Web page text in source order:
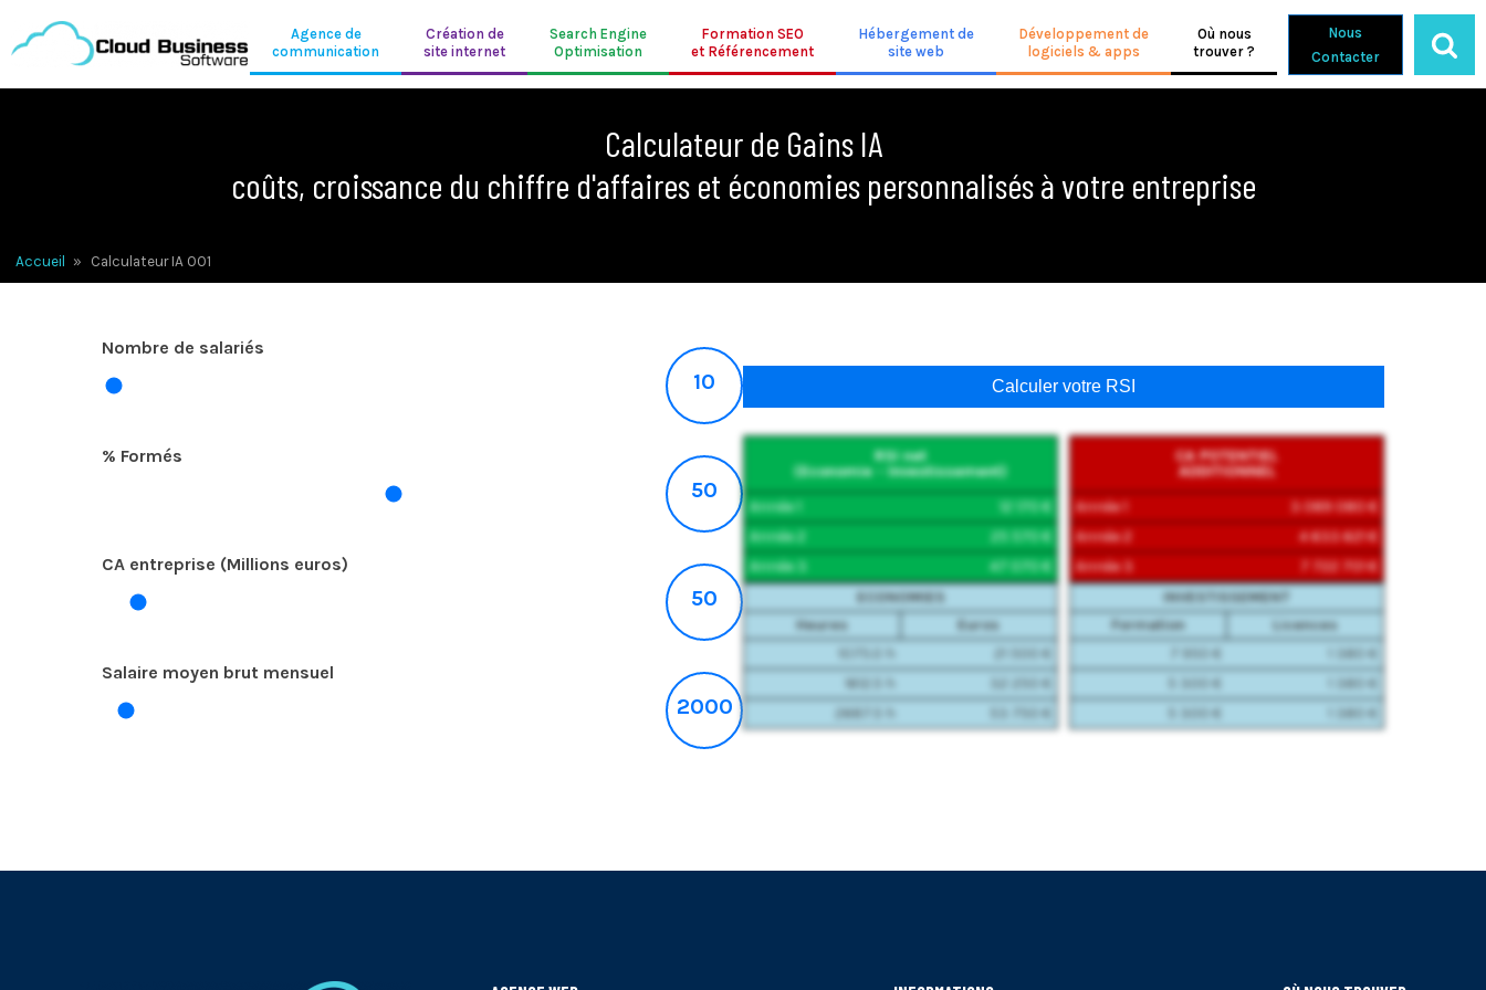
Agence de
communication
Création de
site internet
Search Engine
Optimisation
Formation SEO
et Référencement
Hébergement de
site web
Développement de
logiciels & apps
Où nous
trouver ?
Nous
Contacter
Calculateur de Gains IA
coûts, croissance du chiffre d'affaires et économies personnalisés à votre entreprise
Accueil » Calculateur IA 001
Nombre de salariés
10
% Formés
50
CA entreprise (Millions euros)
50
Salaire moyen brut mensuel
2000
Calculer votre RSI
RSI net
(Economie - Investissement)
Année 1
12 170 €
Année 2
25 570 €
Année 3
47 070 €
CA POTENTIEL
ADDITIONNEL
Année 1
3 089 080 €
Année 2
4 633 621 €
Année 3
7 722 701 €
ECONOMIES
Heures
Euros
21 500 €
1612.5 h
32 250 €
2687.5 h
53 750 €
INVESTISSEMENT
Formation
Licences
7 950 €
1 380 €
5 300 €
1 380 €
5 300 €
1 380 €